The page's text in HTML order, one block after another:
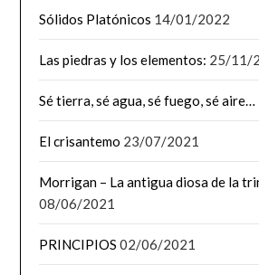
Sólidos Platónicos 14/01/2022
Las piedras y los elementos: 25/11/
Sé tierra, sé agua, sé fuego, sé aire…
El crisantemo 23/07/2021
Morrigan – La antigua diosa de la
08/06/2021
PRINCIPIOS 02/06/2021